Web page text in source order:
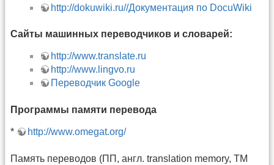
http://dokuwiki.ru//Документация по DocuWiki
Сайты машинных переводчиков и словарей:
http://www.translate.ru
http://www.lingvo.ru
Переводчик Google
Программы памяти перевода
* http://www.omegat.org/
Память переводов (ПП, англ. translation memory, TM